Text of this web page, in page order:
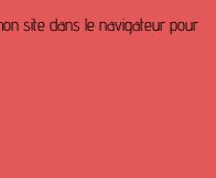
site dans le navigateur pour